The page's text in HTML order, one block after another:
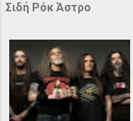
Σιδή Ρόκ Άστρο